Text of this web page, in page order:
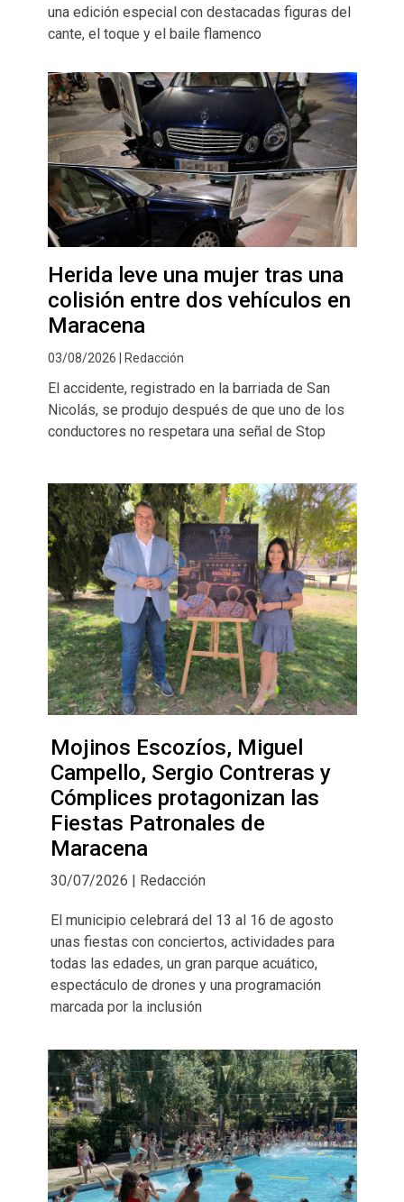
una edición especial con destacadas figuras del
cante, el toque y el baile flamenco
Herida leve una mujer tras una
colisión entre dos vehículos en
Maracena
03/08/2026 | Redacción
El accidente, registrado en la barriada de San
Nicolás, se produjo después de que uno de los
conductores no respetara una señal de Stop
Mojinos Escozíos, Miguel
Campello, Sergio Contreras y
Cómplices protagonizan las
Fiestas Patronales de
Maracena
30/07/2026 | Redacción
El municipio celebrará del 13 al 16 de agosto
unas fiestas con conciertos, actividades para
todas las edades, un gran parque acuático,
espectáculo de drones y una programación
marcada por la inclusión